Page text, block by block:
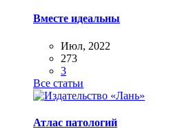
Вместе идеальны
Июл, 2022
273
3
Все статьи
Атлас патологий